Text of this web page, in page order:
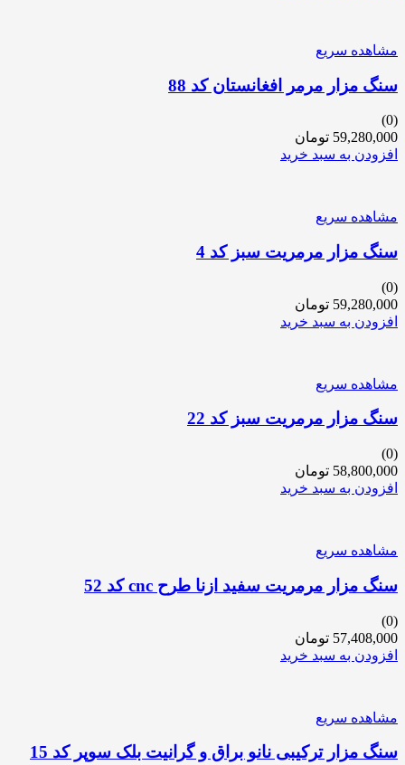
مشاهده سریع
سنگ مزار مرمر افغانستان کد 88
(0)
59,280,000 تومان
افزودن به سبد خرید
مشاهده سریع
سنگ مزار مرمریت سبز کد 4
(0)
59,280,000 تومان
افزودن به سبد خرید
مشاهده سریع
سنگ مزار مرمریت سبز کد 22
(0)
58,800,000 تومان
افزودن به سبد خرید
مشاهده سریع
سنگ مزار مرمریت سفید ازنا طرح cnc کد 52
(0)
57,408,000 تومان
افزودن به سبد خرید
مشاهده سریع
سنگ مزار ترکیبی نانو براق و گرانیت بلک سوپر کد 15